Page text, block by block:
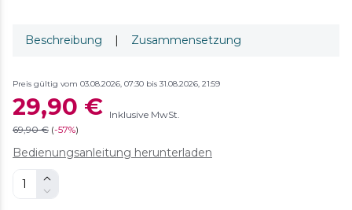
Beschreibung | Zusammensetzung
Preis gültig vom 03.08.2026, 07:30 bis 31.08.2026, 21:59
29,90 € Inklusive MwSt.
69,90 € (-57%)
Bedienungsanleitung herunterladen